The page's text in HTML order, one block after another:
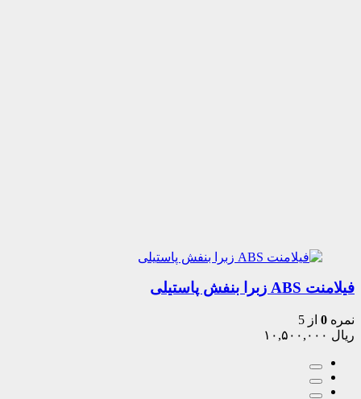
فیلامنت ABS زبرا بنفش پاستیلی
نمره 0 از 5
ریال